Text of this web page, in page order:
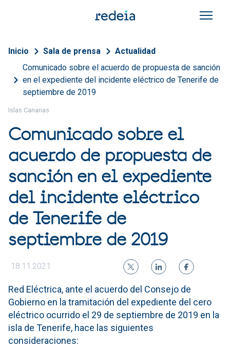
Sobrescribir enlaces de
Inicio Sala de prensa
Actualidad
Comunicado sobre el acuerdo de propuesta de sanción
en el expediente del incidente eléctrico de Tenerife de
septiembre de 2019
Islas Canarias
Comunicado sobre el
acuerdo de propuesta de
sanción en el expediente
del incidente eléctrico
de Tenerife de
septiembre de 2019
18.11.2021
Red Eléctrica, ante el acuerdo del Consejo de
Gobierno en la tramitación del expediente del cero
eléctrico ocurrido el 29 de septiembre de 2019 en la
isla de Tenerife, hace las siguientes
consideraciones: